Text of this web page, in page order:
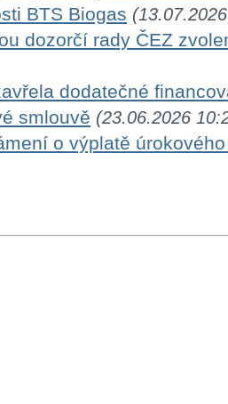
BTS Biogas
dozorčí rady ČEZ
dodatečné
smlouvě (23.06.2026
o výplatě